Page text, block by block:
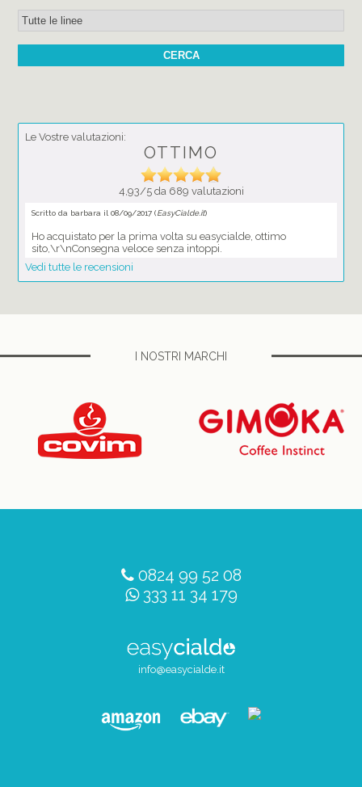
Le Vostre valutazioni:
OTTIMO
4,93/5 da 689 valutazioni
Scritto da barbara il 08/09/2017 (EasyCialde.it)
Ho acquistato per la prima volta su easycialde, ottimo
sito,\r\nConsegna veloce senza intoppi.
Vedi tutte le recensioni
I NOSTRI MARCHI
0824 99 52 08
333 11 34 179
info@easycialde.it